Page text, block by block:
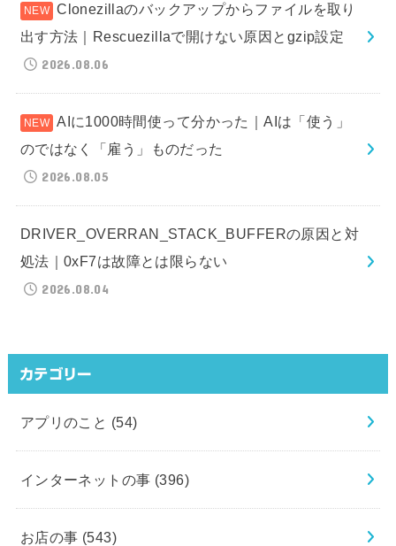
Clonezillaのバックアップからファイルを取り
出す方法｜Rescuezillaで開けない原因とgzip設定
2026.08.06
AIに1000時間使って分かった｜AIは「使う」
のではなく「雇う」ものだった
2026.08.05
DRIVER_OVERRAN_STACK_BUFFERの原因と対
処法｜0xF7は故障とは限らない
2026.08.04
カテゴリー
アプリのこと (54)
インターネットの事 (396)
お店の事 (543)